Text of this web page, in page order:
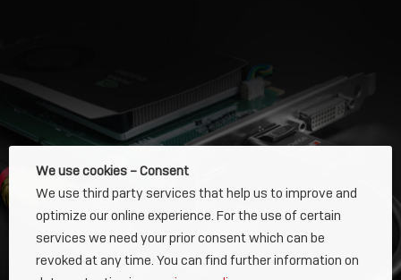
We use cookies – Consent
We use third party services that help us to improve and
optimize our online experience. For the use of certain
services we need your prior consent which can be
revoked at any time. You can find further information on